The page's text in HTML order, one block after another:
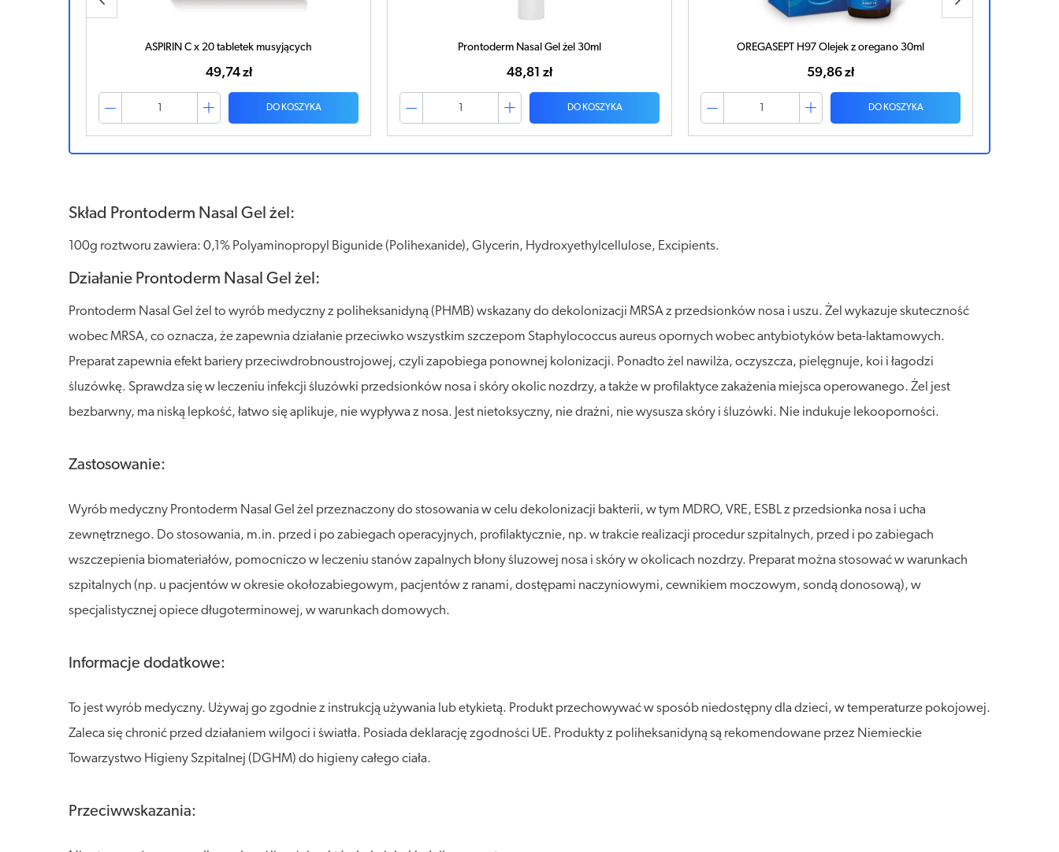
ASPIRIN C x 20 tabletek musyjących
49,74 zł
DO KOSZYKA
Prontoderm Nasal Gel żel 30ml
48,81 zł
DO KOSZYKA
OREGASEPT H97 Olejek z oregano 30ml
59,86 zł
DO KOSZYKA
Skład Prontoderm Nasal Gel żel:
100g roztworu zawiera: 0,1% Polyaminopropyl Bigunide (Polihexanide), Glycerin, Hydroxyethylcellulose, Excipients.
Działanie Prontoderm Nasal Gel żel:
Prontoderm Nasal Gel żel to wyrób medyczny z poliheksanidyną (PHMB) wskazany do dekolonizacji MRSA z przedsionków nosa i uszu. Żel wykazuje skuteczność
wobec MRSA, co oznacza, że zapewnia działanie przeciwko wszystkim szczepom Staphylococcus aureus opornych wobec antybiotyków beta-laktamowych.
Preparat zapewnia efekt bariery przeciwdrobnoustrojowej, czyli zapobiega ponownej kolonizacji. Ponadto żel nawilża, oczyszcza, pielęgnuje, koi i łagodzi
śluzówkę. Sprawdza się w leczeniu infekcji śluzówki przedsionków nosa i skóry okolic nozdrzy, a także w profilaktyce zakażenia miejsca operowanego. Żel jest
bezbarwny, ma niską lepkość, łatwo się aplikuje, nie wypływa z nosa. Jest nietoksyczny, nie drażni, nie wysusza skóry i śluzówki. Nie indukuje lekooporności.
Zastosowanie:
Wyrób medyczny Prontoderm Nasal Gel żel przeznaczony do stosowania w celu dekolonizacji bakterii, w tym MDRO, VRE, ESBL z przedsionka nosa i ucha
zewnętrznego. Do stosowania, m.in. przed i po zabiegach operacyjnych, profilaktycznie, np. w trakcie realizacji procedur szpitalnych, przed i po zabiegach
wszczepienia biomateriałów, pomocniczo w leczeniu stanów zapalnych błony śluzowej nosa i skóry w okolicach nozdrzy. Preparat można stosować w warunkach
szpitalnych (np. u pacjentów w okresie okołozabiegowym, pacjentów z ranami, dostępami naczyniowymi, cewnikiem moczowym, sondą donosową), w
specjalistycznej opiece długoterminowej, w warunkach domowych.
Informacje dodatkowe:
To jest wyrób medyczny. Używaj go zgodnie z instrukcją używania lub etykietą. Produkt przechowywać w sposób niedostępny dla dzieci, w temperaturze pokojowej.
Zaleca się chronić przed działaniem wilgoci i światła. Posiada deklarację zgodności UE. Produkty z poliheksanidyną są rekomendowane przez Niemieckie
Towarzystwo Higieny Szpitalnej (DGHM) do higieny całego ciała.
Przeciwwskazania: